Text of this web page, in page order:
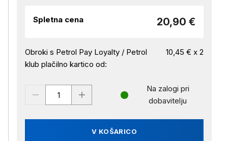
Spletna cena 20,90 €
Obroki s Petrol Pay Loyalty / Petrol
klub plačilno kartico od:
10,45 € x 2
V KOŠARICO
Na zalogi pri
dobavitelju